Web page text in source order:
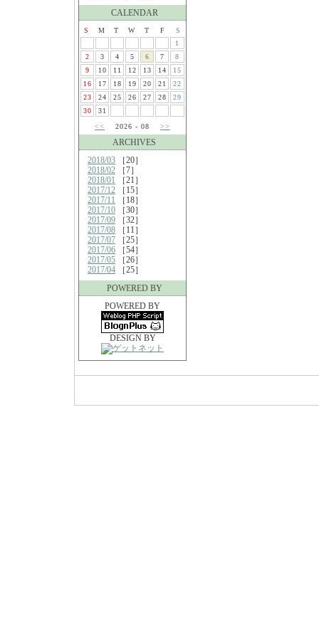
CALENDAR
S M T W T F
S
1
2
3 4 5 6 7
8
9
10 11 12 13 14
15
16
17 18 19 20 21
22
23
24 25 26 27 28
29
30
31
<<
2026 - 08 >>
ARCHIVES
2018/03 ［20］
2018/02 ［7］
2018/01 ［21］
2017/12 ［15］
2017/11 ［18］
2017/10 ［30］
2017/09 ［32］
2017/08 ［11］
2017/07 ［25］
2017/06 ［54］
2017/05 ［26］
2017/04 ［25］
POWERED BY
POWERED BY
DESIGN BY